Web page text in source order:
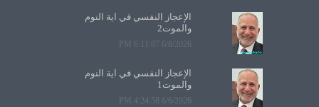
الإعجاز النفسي في آية النوم
والموت2
6/8/2026 6:11:07 PM
الإعجاز النفسي في آية النوم
والموت1
6/6/2026 4:24:58 PM